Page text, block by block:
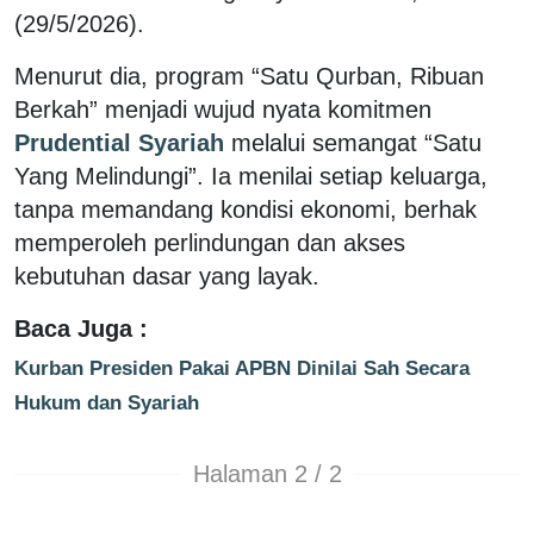
(29/5/2026).
Menurut dia, program “Satu Qurban, Ribuan
Berkah” menjadi wujud nyata komitmen
Prudential Syariah melalui semangat “Satu
Yang Melindungi”. Ia menilai setiap keluarga,
tanpa memandang kondisi ekonomi, berhak
memperoleh perlindungan dan akses
kebutuhan dasar yang layak.
Baca Juga :
Kurban Presiden Pakai APBN Dinilai Sah Secara
Hukum dan Syariah
Halaman 2 / 2